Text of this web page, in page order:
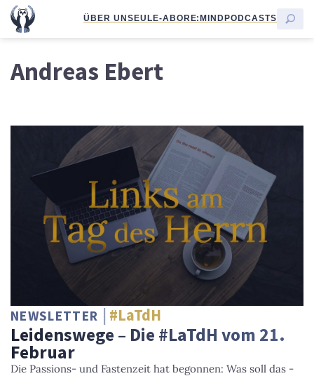
ÜBER UNSEULE-ABORE:MINDPODCASTS
Andreas Ebert
NEWSLETTER #LaTdH
Leidenswege – Die #LaTdH vom 21.
Februar
Die Passions- und Fastenzeit hat begonnen: Was soll das -